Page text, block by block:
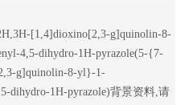
[1,4]dioxino[2,3-g]quinolin-8-
4,5-dihydro-1H-pyrazole(5-{7-
g]quinolin-8-yl}-1-
dihydro-1H-pyrazole)背景资料,请